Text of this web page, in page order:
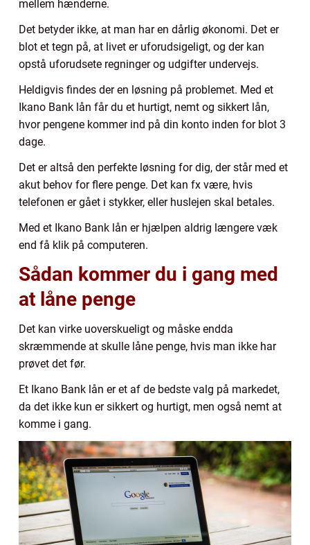
mellem hænderne.
Det betyder ikke, at man har en dårlig økonomi. Det er
blot et tegn på, at livet er uforudsigeligt, og der kan
opstå uforudsete regninger og udgifter undervejs.
Heldigvis findes der en løsning på problemet. Med et
Ikano Bank lån får du et hurtigt, nemt og sikkert lån,
hvor pengene kommer ind på din konto inden for blot 3
dage.
Det er altså den perfekte løsning for dig, der står med et
akut behov for flere penge. Det kan fx være, hvis
telefonen er gået i stykker, eller huslejen skal betales.
Med et Ikano Bank lån er hjælpen aldrig længere væk
end få klik på computeren.
Sådan kommer du i gang med
at låne penge
Det kan virke uoverskueligt og måske endda
skræmmende at skulle låne penge, hvis man ikke har
prøvet det før.
Et Ikano Bank lån er et af de bedste valg på markedet,
da det ikke kun er sikkert og hurtigt, men også nemt at
komme i gang.